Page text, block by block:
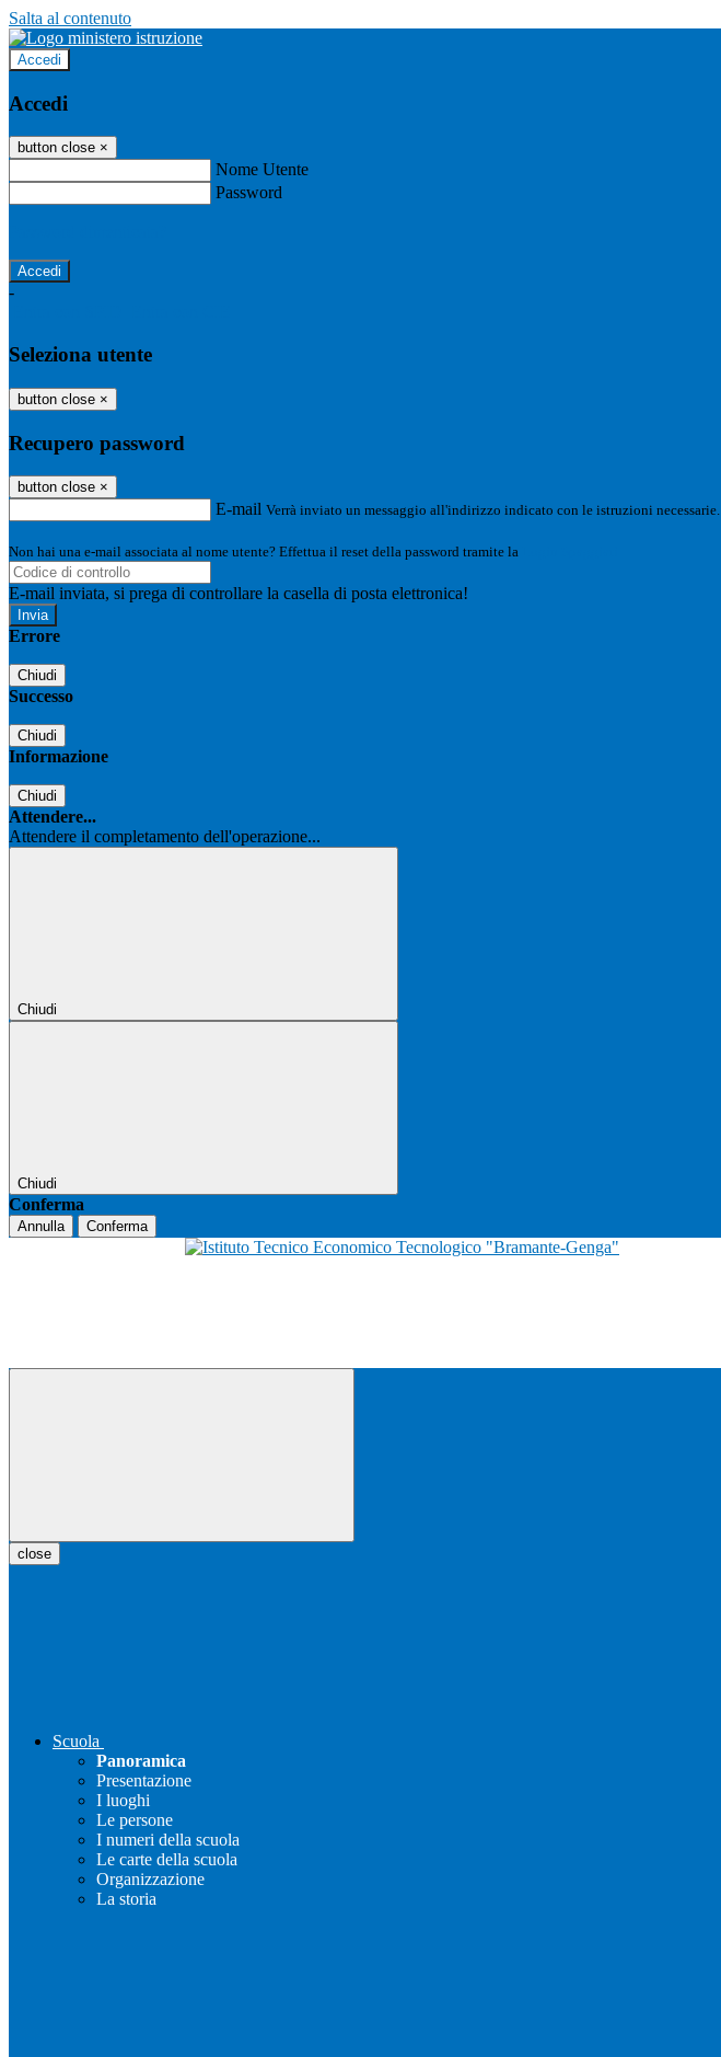
Salta al contenuto
Accedi
Accedi
button close ×
Nome Utente
Password
-
Seleziona utente
button close ×
Recupero password
button close ×
E-mail Verrà inviato un messaggio all'indirizzo indicato con le istruzioni necessarie.
Non hai una e-mail associata al nome utente? Effettua il reset della password tramite la
E-mail inviata, si prega di controllare la casella di posta elettronica!
Errore
Chiudi
Successo
Chiudi
Informazione
Chiudi
Attendere...
Attendere il completamento dell'operazione...
Chiudi
Chiudi
Conferma
Annulla Conferma
close
Scuola
Panoramica
Presentazione
I luoghi
Le persone
I numeri della scuola
Le carte della scuola
Organizzazione
La storia